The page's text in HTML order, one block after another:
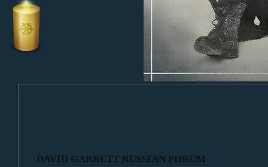
DAVID GARRETT RUSSIAN FORUM